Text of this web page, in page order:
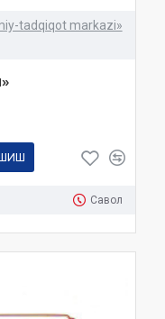
tadqiqot markazi»
Савол